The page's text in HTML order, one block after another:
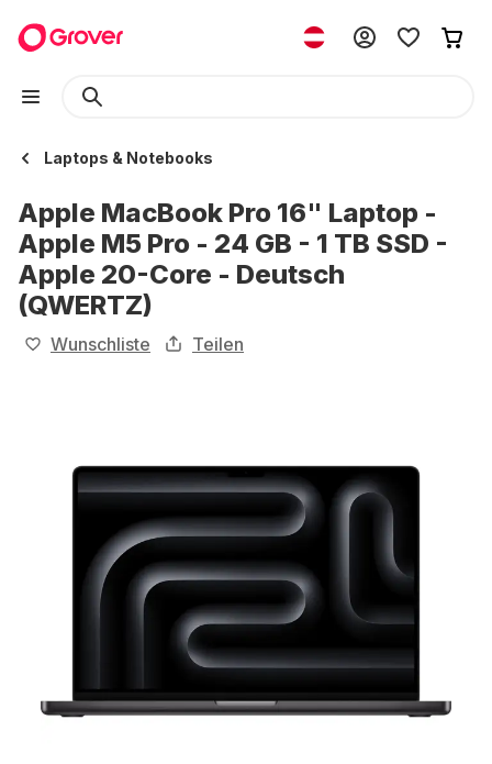
Laptops & Notebooks
Apple MacBook Pro 16" Laptop -
Apple M5 Pro - 24 GB - 1 TB SSD -
Apple 20-Core - Deutsch
(QWERTZ)
Wunschliste Teilen